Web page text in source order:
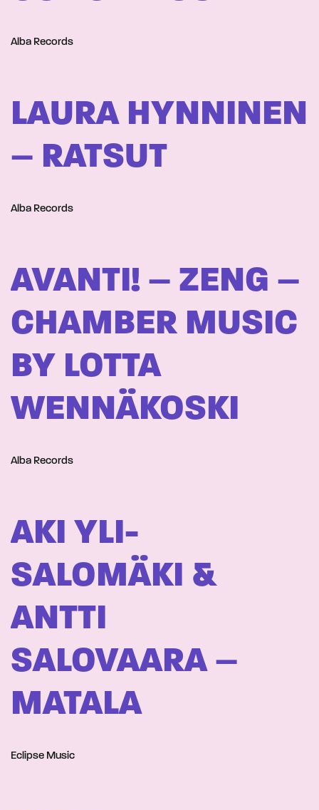
Alba Records
LAURA HYNNINEN
– RATSUT
Alba Records
AVANTI! – ZENG –
CHAMBER MUSIC
BY LOTTA
WENNÄKOSKI
Alba Records
AKI YLI-
SALOMÄKI &
ANTTI
SALOVAARA –
MATALA
Eclipse Music